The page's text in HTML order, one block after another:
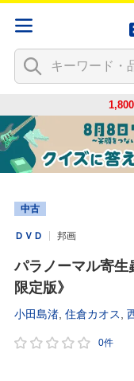
中古
ＤＶＤ 邦画
パラノーマル寄生
限定版》
小田島渚 住倉カオス
0件